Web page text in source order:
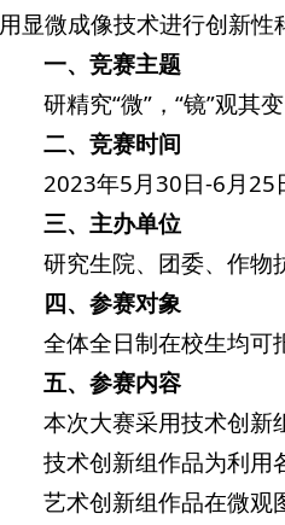
用显微成像技术进行创新
一、竞赛主题
研精究“微”，“镜”观其变
二、竞赛时间
2023年5月30日-6月25
三、主办单位
研究生院、团委、作物
四、参赛对象
全体全日制在校生均可
五、参赛内容
本次大赛采用技术创新
技术创新组作品为利用
艺术创新组作品在微观